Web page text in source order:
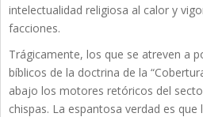
intelectualidad religiosa al calor y
facciones.
Trágicamente, los que se atreven a
bíblicos de la doctrina de la
abajo los motores retóricos del
chispas. La espantosa verdad es